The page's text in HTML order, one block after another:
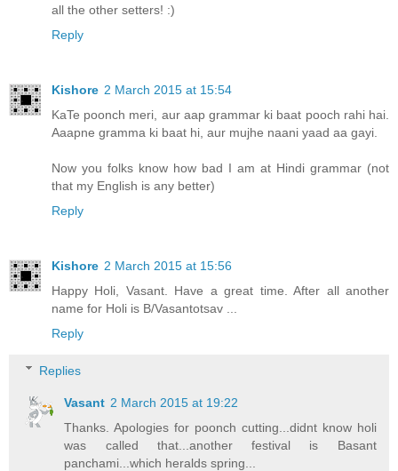
all the other setters! :)
Reply
Kishore 2 March 2015 at 15:54
KaTe poonch meri, aur aap grammar ki baat pooch rahi hai.
Aaapne gramma ki baat hi, aur mujhe naani yaad aa gayi.
Now you folks know how bad I am at Hindi grammar (not
that my English is any better)
Reply
Kishore 2 March 2015 at 15:56
Happy Holi, Vasant. Have a great time. After all another
name for Holi is B/Vasantotsav ...
Reply
Replies
Vasant 2 March 2015 at 19:22
Thanks. Apologies for poonch cutting...didnt know holi
was called that...another festival is Basant
panchami...which heralds spring...